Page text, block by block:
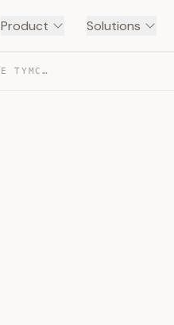
Product Solutions
“CAD/CAM BEZ TAJEMNIC” CZ. 3: PRACE TYMCZASOWE (ARCHIWU… — TRANSCRIPT